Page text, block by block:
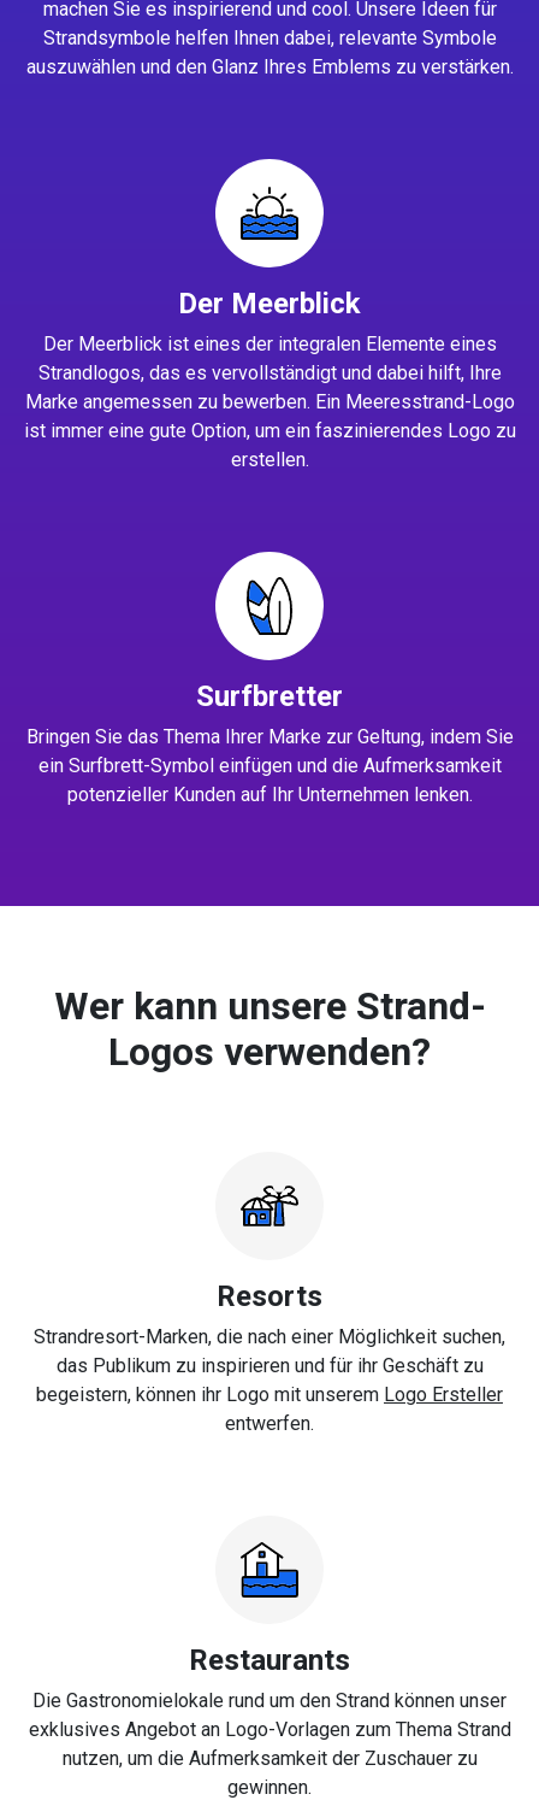
machen Sie es inspirierend und cool. Unsere Ideen für
Strandsymbole helfen Ihnen dabei, relevante Symbole
auszuwählen und den Glanz Ihres Emblems zu verstärken.
Der Meerblick
Der Meerblick ist eines der integralen Elemente eines
Strandlogos, das es vervollständigt und dabei hilft, Ihre
Marke angemessen zu bewerben. Ein Meeresstrand-Logo
ist immer eine gute Option, um ein faszinierendes Logo zu
erstellen.
Surfbretter
Bringen Sie das Thema Ihrer Marke zur Geltung, indem Sie
ein Surfbrett-Symbol einfügen und die Aufmerksamkeit
potenzieller Kunden auf Ihr Unternehmen lenken.
Wer kann unsere Strand-
Logos verwenden?
Resorts
Strandresort-Marken, die nach einer Möglichkeit suchen,
das Publikum zu inspirieren und für ihr Geschäft zu
begeistern, können ihr Logo mit unserem Logo Ersteller
entwerfen.
Restaurants
Die Gastronomielokale rund um den Strand können unser
exklusives Angebot an Logo-Vorlagen zum Thema Strand
nutzen, um die Aufmerksamkeit der Zuschauer zu
gewinnen.